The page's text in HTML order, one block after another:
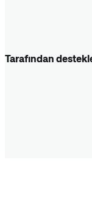
Tarafından